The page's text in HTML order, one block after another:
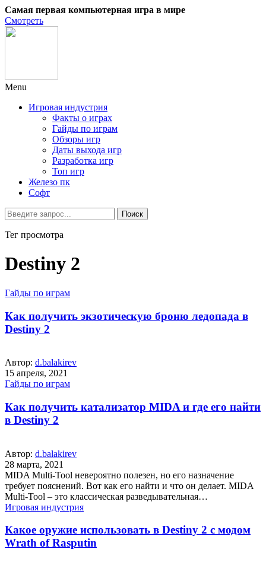
Самая первая компьютерная игра в мире
Смотреть
Menu
Игровая индустрия
Факты о играх
Гайды по играм
Обзоры игр
Даты выхода игр
Разработка игр
Топ игр
Железо пк
Софт
Тег просмотра
Destiny 2
Гайды по играм
Как получить экзотическую броню ледопада в
Destiny 2
Автор: d.balakirev
15 апреля, 2021
Гайды по играм
Как получить катализатор MIDA и где его найти
в Destiny 2
Автор: d.balakirev
28 марта, 2021
MIDA Multi-Tool невероятно полезен, но его назначение
требует пояснений. Вот как его найти и что он делает. MIDA
Multi-Tool – это классическая разведывательная…
Игровая индустрия
Какое оружие использовать в Destiny 2 с модом
Wrath of Rasputin